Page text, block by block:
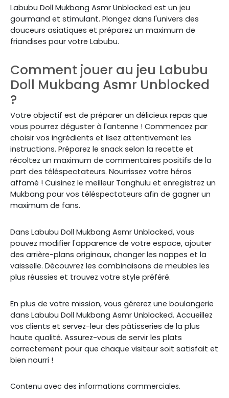
Labubu Doll Mukbang Asmr Unblocked est un jeu
gourmand et stimulant. Plongez dans l'univers des
douceurs asiatiques et préparez un maximum de
friandises pour votre Labubu.
Comment jouer au jeu Labubu
Doll Mukbang Asmr Unblocked
?
Votre objectif est de préparer un délicieux repas que
vous pourrez déguster à l'antenne ! Commencez par
choisir vos ingrédients et lisez attentivement les
instructions. Préparez le snack selon la recette et
récoltez un maximum de commentaires positifs de la
part des téléspectateurs. Nourrissez votre héros
affamé ! Cuisinez le meilleur Tanghulu et enregistrez un
Mukbang pour vos téléspectateurs afin de gagner un
maximum de fans.
Dans Labubu Doll Mukbang Asmr Unblocked, vous
pouvez modifier l'apparence de votre espace, ajouter
des arrière-plans originaux, changer les nappes et la
vaisselle. Découvrez les combinaisons de meubles les
plus réussies et trouvez votre style préféré.
En plus de votre mission, vous gérerez une boulangerie
dans Labubu Doll Mukbang Asmr Unblocked. Accueillez
vos clients et servez-leur des pâtisseries de la plus
haute qualité. Assurez-vous de servir les plats
correctement pour que chaque visiteur soit satisfait et
bien nourri !
Contenu avec des informations commerciales.